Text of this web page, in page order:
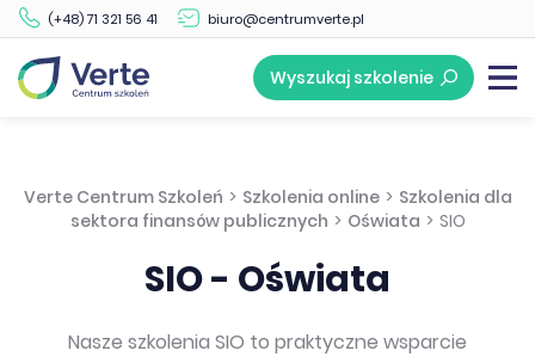
(+48) 71 321 56 41 biuro@centrumverte.pl
Wyszukaj szkolenie
Verte Centrum Szkoleń > Szkolenia online > Szkolenia dla
sektora finansów publicznych > Oświata > SIO
SIO - Oświata
Nasze szkolenia SIO to praktyczne wsparcie